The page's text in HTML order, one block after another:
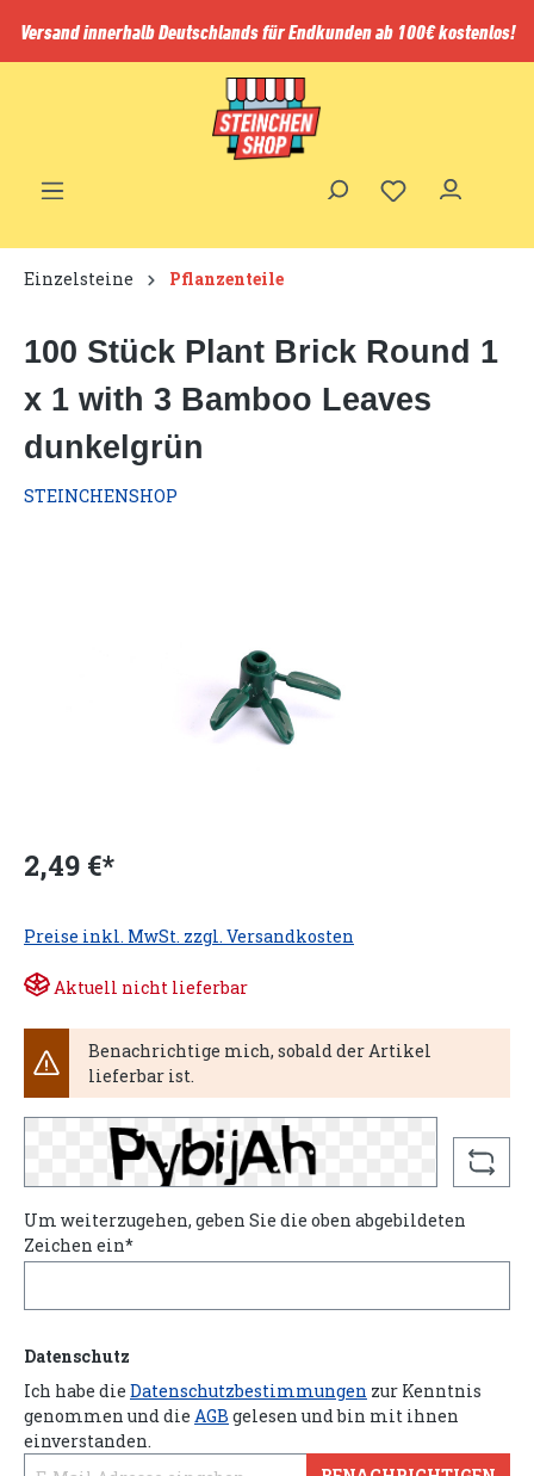
springen
Versand innerhalb Deutschlands für Endkunden ab 100€ kostenlos!
Einzelsteine Pflanzenteile
100 Stück Plant Brick Round 1
x 1 with 3 Bamboo Leaves
dunkelgrün
STEINCHENSHOP
2,49 €*
Preise inkl. MwSt. zzgl. Versandkosten
Aktuell nicht lieferbar
Benachrichtige mich, sobald der Artikel
lieferbar ist.
Um weiterzugehen, geben Sie die oben abgebildeten
Zeichen ein*
Datenschutz
Ich habe die Datenschutzbestimmungen zur Kenntnis
genommen und die AGB gelesen und bin mit ihnen
einverstanden.